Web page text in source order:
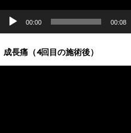
00:00 00:08
成長痛（4回目の施術後）